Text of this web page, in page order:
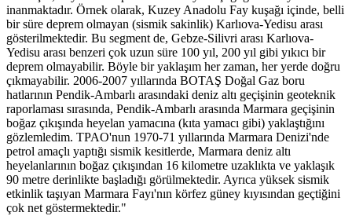
inanmaktadır. Örnek olarak, Kuzey Anadolu Fay kuşağı içinde, belli
bir süre deprem olmayan (sismik sakinlik) Karlıova-Yedisu arası
gösterilmektedir. Bu segment de, Gebze-Silivri arası Karlıova-
Yedisu arası benzeri çok uzun süre 100 yıl, 200 yıl gibi yıkıcı bir
deprem olmayabilir. Böyle bir yaklaşım her zaman, her yerde doğru
çıkmayabilir. 2006-2007 yıllarında BOTAŞ Doğal Gaz boru
hatlarının Pendik-Ambarlı arasındaki deniz altı geçişinin geoteknik
raporlaması sırasında, Pendik-Ambarlı arasında Marmara geçişinin
boğaz çıkışında heyelan yamacına (kıta yamacı gibi) yaklaştığını
gözlemledim. TPAO'nun 1970-71 yıllarında Marmara Denizi'nde
petrol amaçlı yaptığı sismik kesitlerde, Marmara deniz altı
heyelanlarının boğaz çıkışından 16 kilometre uzaklıkta ve yaklaşık
90 metre derinlikte başladığı görülmektedir. Ayrıca yüksek sismik
etkinlik taşıyan Marmara Fayı'nın körfez güney kıyısından geçtiğini
çok net göstermektedir."